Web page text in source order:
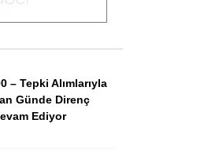
Gündem
Ekonomi
Borsa
– Tepki Alımlarıyla
Günde Direnç
Ediyor